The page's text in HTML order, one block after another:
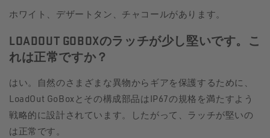
ホワイト、デザートタン、チャコールがあります。
LOADOUT GOBOXのラッチが少し堅いです。こ
れは正常ですか？
はい。自然のさまざまな異物からギアを保護するために、
LoadOut GoBoxとその構成部品はIP67の規格を満たすよう
戦略的に設計されています。したがって、ラッチが堅いの
は正常です。